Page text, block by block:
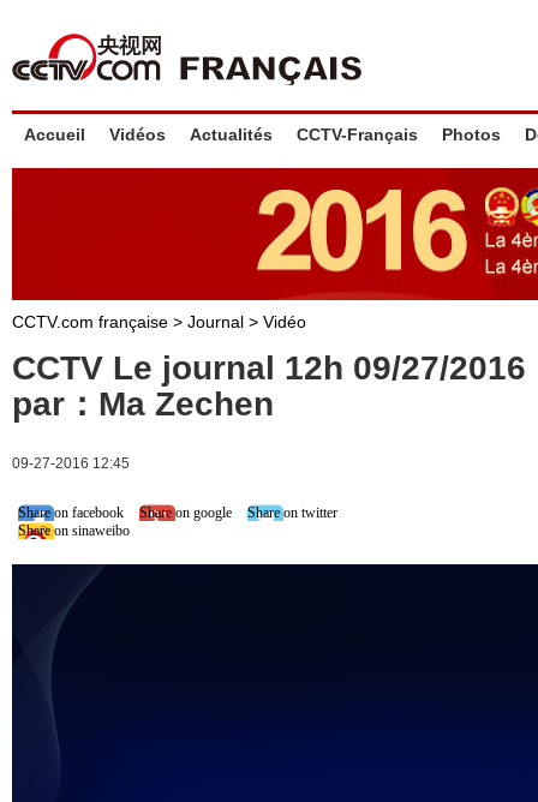
Accueil Vidéos Actualités CCTV-Français Photos
CCTV.com française > Journal > Vidéo
CCTV Le journal 12h 09/27/
par：Ma Zechen
09-27-2016 12:45
Share on facebook Share on google
Share on twitter
Share on sinaweibo